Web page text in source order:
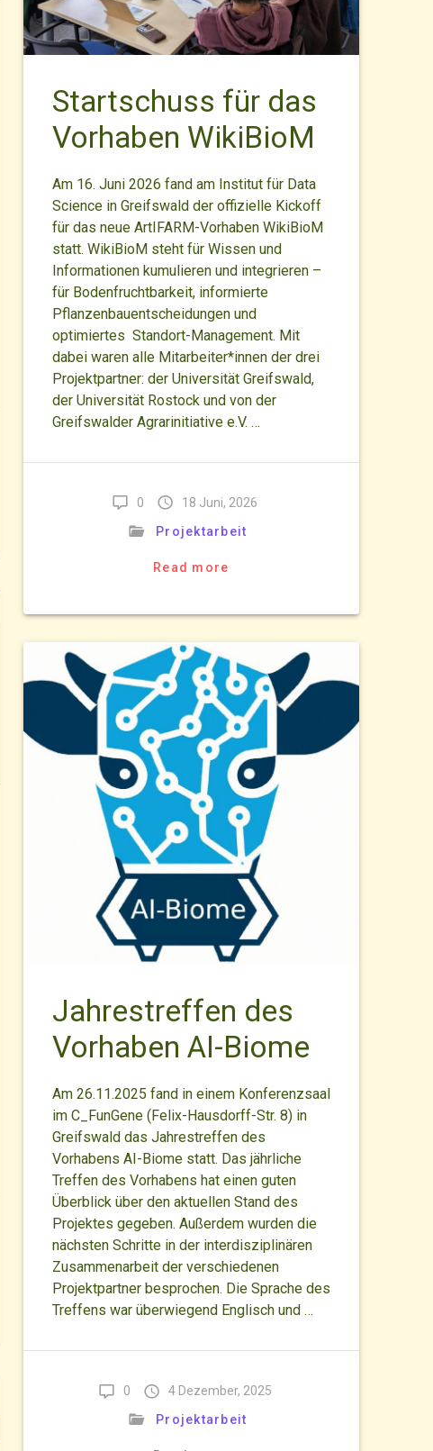
Startschuss für das
Vorhaben WikiBioM
Am 16. Juni 2026 fand am Institut für Data
Science in Greifswald der offizielle Kickoff
für das neue ArtIFARM-Vorhaben WikiBioM
statt. WikiBioM steht für Wissen und
Informationen kumulieren und integrieren –
für Bodenfruchtbarkeit, informierte
Pflanzenbauentscheidungen und
optimiertes Standort-Management. Mit
dabei waren alle Mitarbeiter*innen der drei
Projektpartner: der Universität Greifswald,
der Universität Rostock und von der
Greifswalder Agrarinitiative e.V. …
0
18 Juni, 2026
Projektarbeit
Read more
Jahrestreffen des
Vorhaben AI-Biome
Am 26.11.2025 fand in einem Konferenzsaal
im C_FunGene (Felix-Hausdorff-Str. 8) in
Greifswald das Jahrestreffen des
Vorhabens AI-Biome statt. Das jährliche
Treffen des Vorhabens hat einen guten
Überblick über den aktuellen Stand des
Projektes gegeben. Außerdem wurden die
nächsten Schritte in der interdisziplinären
Zusammenarbeit der verschiedenen
Projektpartner besprochen. Die Sprache des
Treffens war überwiegend Englisch und …
0
4 Dezember, 2025
Projektarbeit